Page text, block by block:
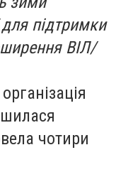
для підтримки
ВІЛ/
чотири